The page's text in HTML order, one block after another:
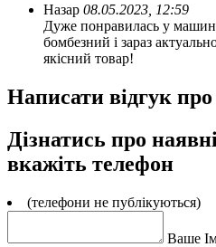
Назар 08.05.2023, 12:59
Дуже понравилась у
бомбезний і зараз
якісний товар!
Написати відгук
Дізнатись про
вкажіть телефон
(телефони не публікуються)
Ваше